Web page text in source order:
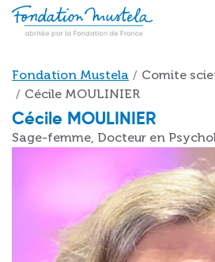
Aller au contenu principal
Fil d'Ariane
Fondation Mustela
Comite
Cécile MOULINIER
Cécile MOULINIER
Sage-femme, Docteur en